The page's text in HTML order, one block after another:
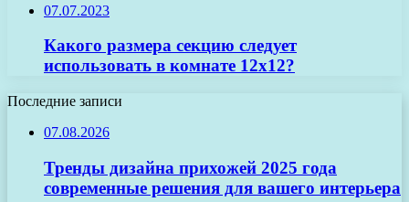
07.07.2023
Какого размера секцию следует
использовать в комнате 12х12?
Последние записи
07.08.2026
Тренды дизайна прихожей 2025 года
современные решения для вашего интерьера